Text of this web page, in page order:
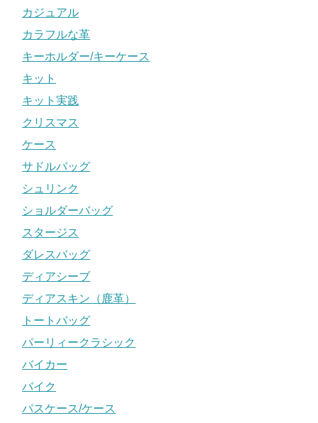
カジュアル
カラフルな革
キーホルダー/キーケース
キット
キット実践
クリスマス
ケース
サドルバッグ
シュリンク
ショルダーバッグ
スタージス
ダレスバッグ
ディアシーブ
ディアスキン（鹿革）
トートバッグ
パーリィークラシック
バイカー
バイク
パスケース/ケース